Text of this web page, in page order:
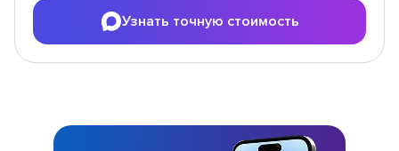
Узнать точную стоимость